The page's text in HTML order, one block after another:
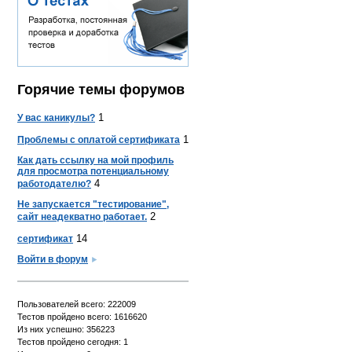
Горячие темы форумов
У вас каникулы? 1
Проблемы с оплатой сертификата 1
Как дать ссылку на мой профиль
для просмотра потенциальному
работодателю? 4
Не запускается "тестирование",
сайт неадекватно работает. 2
сертификат 14
Войти в форум
Пользователей всего: 222009
Тестов пройдено всего: 1616620
Из них успешно: 356223
Тестов пройдено сегодня: 1